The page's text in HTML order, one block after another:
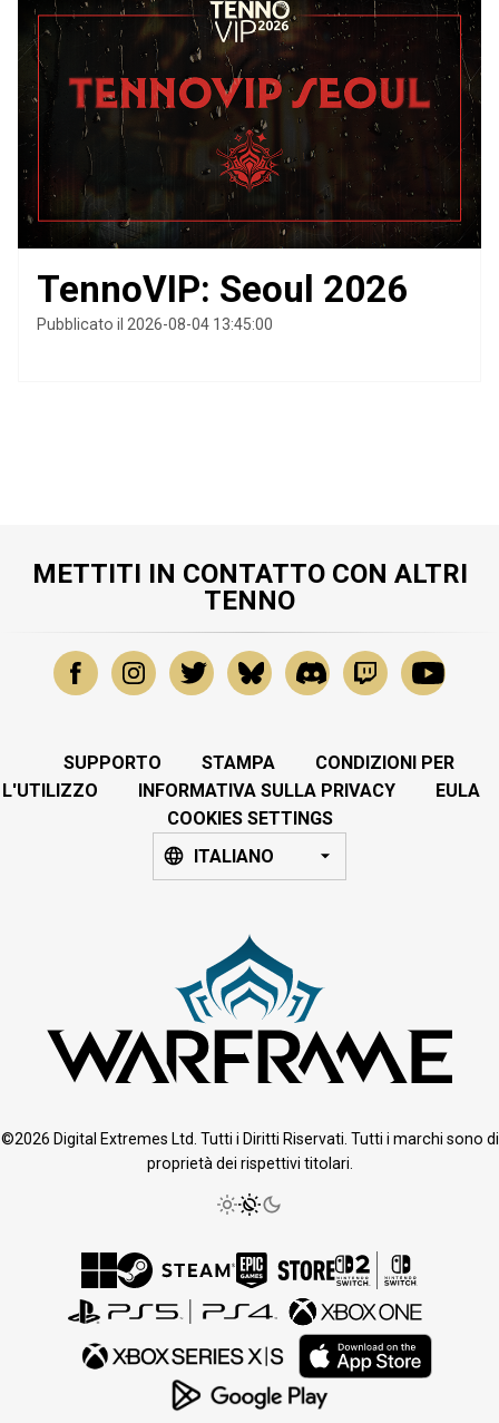
TennoVIP: Seoul 2026
Pubblicato il 2026-08-04 13:45:00
METTITI IN CONTATTO CON ALTRI
TENNO
SUPPORTO STAMPA
CONDIZIONI PER
L'UTILIZZO
INFORMATIVA SULLA PRIVACY
EULA
COOKIES SETTINGS
ITALIANO
©2026 Digital Extremes Ltd. Tutti i Diritti Riservati. Tutti i marchi sono di
proprietà dei rispettivi titolari.